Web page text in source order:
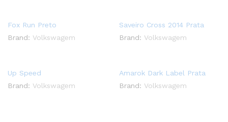
Fox Run Preto
Brand: Volkswagem
Saveiro Cross 2014 Prata
Brand: Volkswagem
Up Speed
Brand: Volkswagem
Amarok Dark Label Prata
Brand: Volkswagem